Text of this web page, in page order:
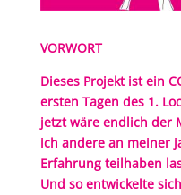
VORWORT
Dieses Projekt ist ein
ersten Tagen des 1.
jetzt wäre endlich der
ich andere an meiner
Erfahrung teilhaben
Und so entwickelte